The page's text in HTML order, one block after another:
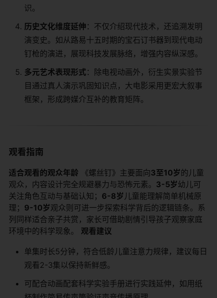
识。
​历史文化维度延伸​ ​：不仅介绍现代技术，还追溯发明
演变史。如从路易十五时期的宝石订书器到现代电动
钉枪的演进，展现科技发展脉络，增强内容纵深感。
​多元艺术表现形式​​：除电视动画外，衍生实景实验节
目通过真人演示巩固知识点，大电影采用更宏大叙事
框架，形成跨媒介互补的教育矩阵。
观看指南
​适合观看的观众年龄​ ​ 《螺丝钉》主要面向​​3至10岁​​的儿童
观众，内容设计完全规避暴力与恐怖元素。​ ​3-5岁​​幼儿可
关注角色互动与基础认知；​ ​6-8岁​ ​儿童能理解简单机械原
理；​ ​9-10岁​​观众则可进一步探索科学背后的逻辑链条。系
列同样适合亲子共赏，家长可借助剧情引导孩子观察家庭
环境中的科学现象。 ​ ​观看建议​
单集时长5分钟，符合低龄儿童注意力规律，建议每日
观看2-3集以保持新鲜感。
可配合动画配套科学实验手册进行实践延伸，如用纸